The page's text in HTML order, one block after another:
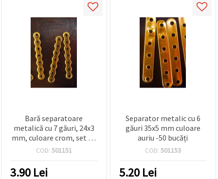
Bară separatoare
metalică cu 7 găuri, 24x3
mm, culoare crom, set 50
bucăți, pentru bijuterii DIY
COD: 501151
3.90 Lei
Separator metalic cu 6
găuri 35x5 mm culoare
auriu -50 bucăți
COD: 501153
5.20 Lei